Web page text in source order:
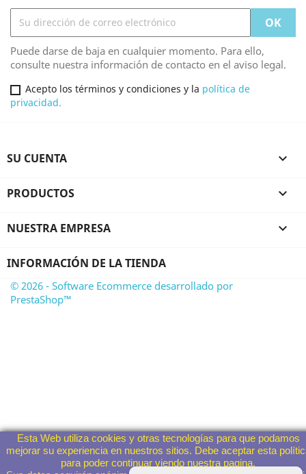
Puede darse de baja en cualquier momento. Para ello,
consulte nuestra información de contacto en el aviso legal.
Acepto los términos y condiciones y la política de
privacidad.
SU CUENTA 
PRODUCTOS 
NUESTRA EMPRESA 
Esta Web utiliza cookies y otras tecnologías para que podamos
mejorar su experiencia en nuestros sitios. Debe aceptar esta
para poder continuar viendo nuestra pagina.
INFORMACIÓN DE LA TIENDA
© 2026 - Software Ecommerce desarrollado por
PrestaShop™